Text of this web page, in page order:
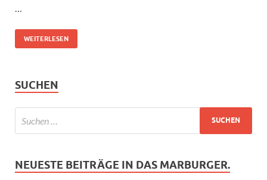
WEITERLESEN
SUCHEN
NEUESTE BEITRÄGE IN DAS MARBURGER.